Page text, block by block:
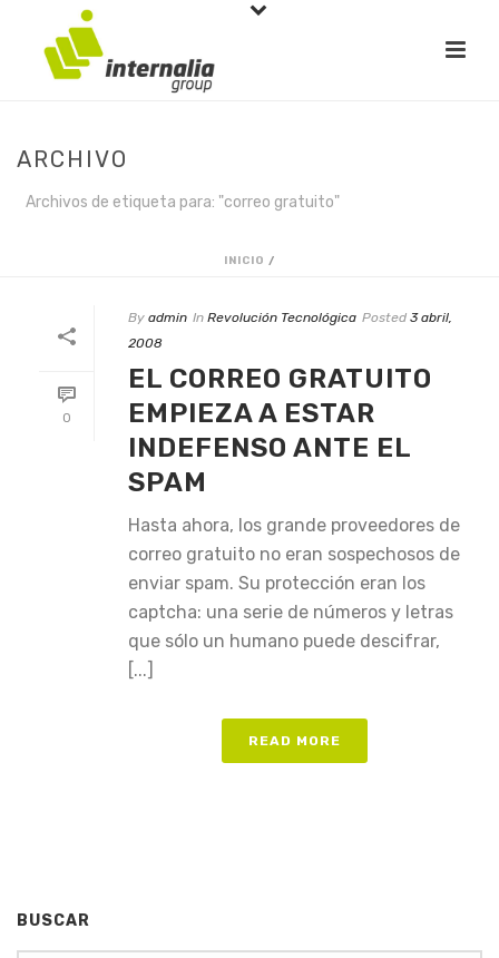
ARCHIVO
Archivos de etiqueta para: "correo gratuito"
INICIO /
0
By admin In Revolución Tecnológica Posted 3 abril,
2008
EL CORREO GRATUITO
EMPIEZA A ESTAR
INDEFENSO ANTE EL
SPAM
Hasta ahora, los grande proveedores de
correo gratuito no eran sospechosos de
enviar spam. Su protección eran los
captcha: una serie de números y letras
que sólo un humano puede descifrar,
[...]
READ MORE
BUSCAR